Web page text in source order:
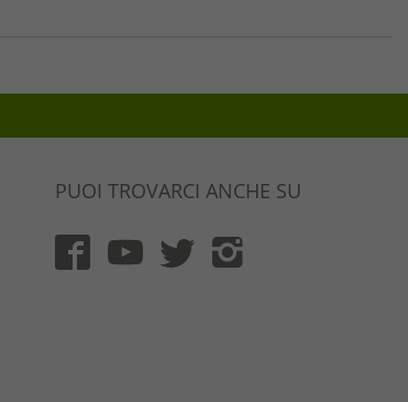
PUOI TROVARCI ANCHE SU